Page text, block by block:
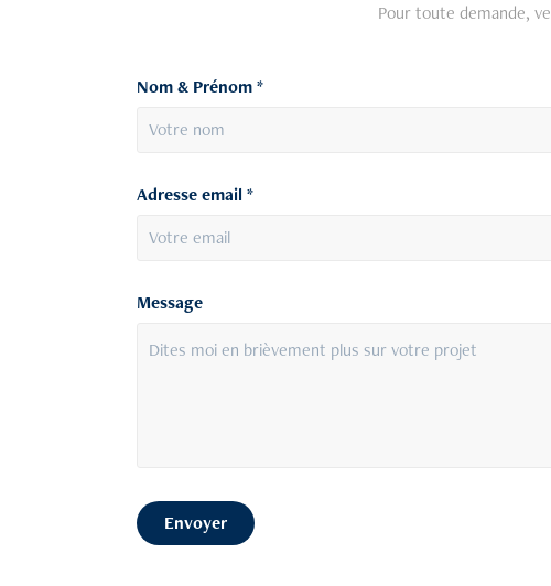
Pour toute demande,
Nom & Prénom *
Adresse email *
Message
Envoyer